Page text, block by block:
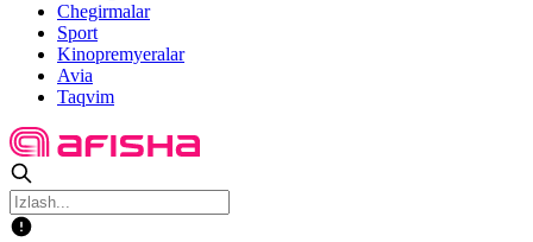
Chegirmalar
Sport
Kinopremyeralar
Avia
Taqvim